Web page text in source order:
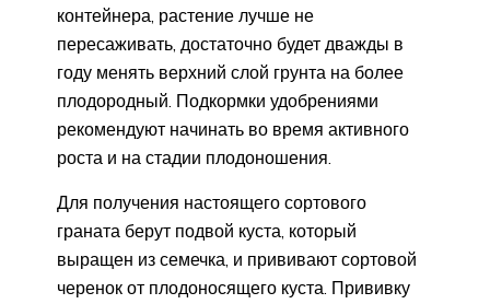
контейнера, растение лучше не
пересаживать, достаточно будет дважды в
году менять верхний слой грунта на более
плодородный. Подкормки удобрениями
рекомендуют начинать во время активного
роста и на стадии плодоношения.
Для получения настоящего сортового
граната берут подвой куста, который
выращен из семечка, и прививают сортовой
черенок от плодоносящего куста. Прививку